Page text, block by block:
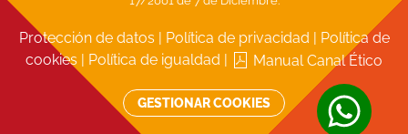
Protección de datos | Política de privacidad | Política de
cookies | Política de igualdad | Manual Canal Ético
GESTIONAR COOKIES